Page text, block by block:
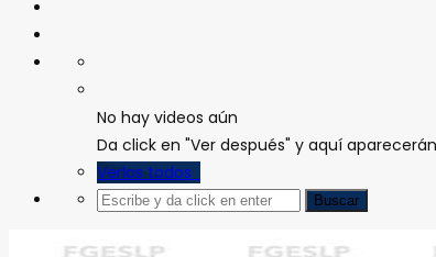
No hay videos aún
Da click en "Ver después" y aquí aparecerán
Verlos todos